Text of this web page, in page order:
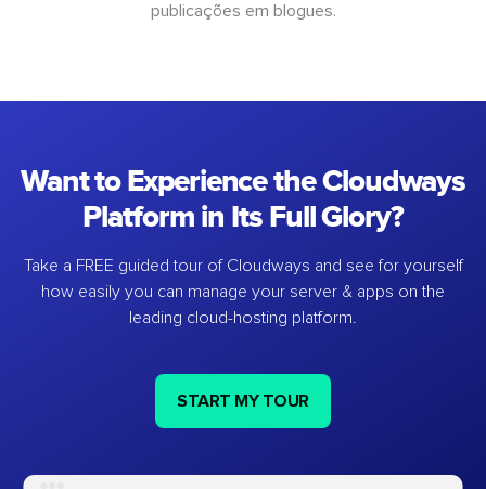
publicações em blogues.
Want to Experience the Cloudways
Platform in Its Full Glory?
Take a FREE guided tour of Cloudways and see for yourself
how easily you can manage your server & apps on the
leading cloud-hosting platform.
START MY TOUR